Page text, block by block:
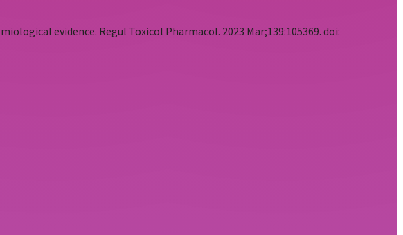
evidence. Regul Toxicol Pharmacol. 2023 Mar;139:105369. doi: